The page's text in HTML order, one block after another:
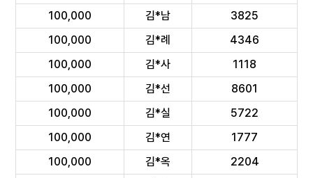
100,000
김*남
3825
100,000
김*례
4346
100,000
김*사
1118
100,000
김*선
8601
100,000
김*실
5722
100,000
김*연
1777
100,000
김*옥
2204